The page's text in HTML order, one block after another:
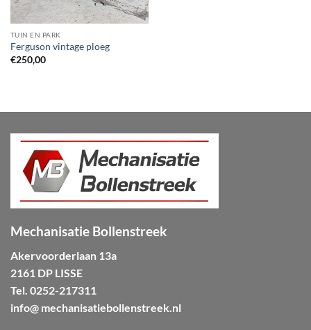
TUIN EN PARK
Ferguson vintage ploeg
€250,00
Mechanisatie Bollenstreek
Akervoorderlaan 13a
2161 DP LISSE
Tel. 0252-217311
info@ mechanisatiebollenstreek.nl